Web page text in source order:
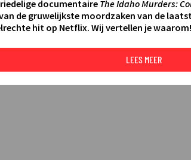
documentaire The Idaho Murders:
de gruwelijkste moordzaken van de
hit op Netflix. Wij vertellen je waarom!
LEES MEER